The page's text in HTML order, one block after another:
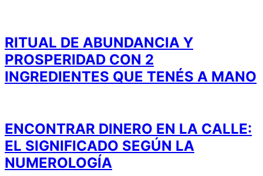
RITUAL DE ABUNDANCIA Y
PROSPERIDAD CON 2
INGREDIENTES QUE TENÉS A MANO
ENCONTRAR DINERO EN LA CALLE:
EL SIGNIFICADO SEGÚN LA
NUMEROLOGÍA